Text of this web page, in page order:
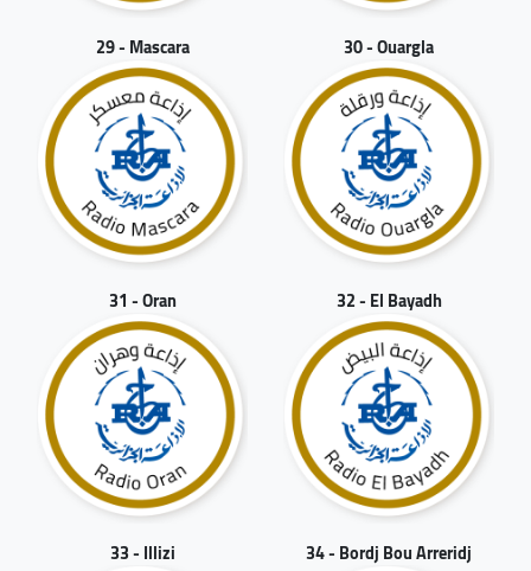
29 - Mascara 30 - Ouargla
31 - Oran 32 - El Bayadh
33 - Illizi 34 - Bordj Bou Arreridj